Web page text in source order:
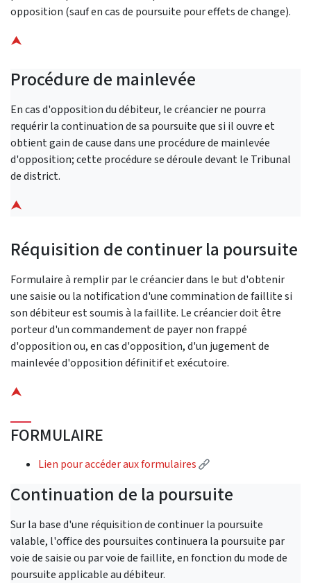
opposition (sauf en cas de poursuite pour effets de change).
⮝
Procédure de mainlevée
En cas d'opposition du débiteur, le créancier ne pourra
requérir la continuation de sa poursuite que si il ouvre et
obtient gain de cause dans une procédure de mainlevée
d'opposition; cette procédure se déroule devant le Tribunal
de district.
⮝
Réquisition de continuer la poursuite
Formulaire à remplir par le créancier dans le but d'obtenir
une saisie ou la notification d'une commination de faillite si
son débiteur est soumis à la faillite. Le créancier doit être
porteur d'un commandement de payer non frappé
d'opposition ou, en cas d'opposition, d'un jugement de
mainlevée d'opposition définitif et exécutoire.
⮝
FORMULAIRE
Lien pour accéder aux formulaires (External link)
Continuation de la poursuite
Sur la base d'une réquisition de continuer la poursuite
valable, l'office des poursuites continuera la poursuite par
voie de saisie ou par voie de faillite, en fonction du mode de
poursuite applicable au débiteur.